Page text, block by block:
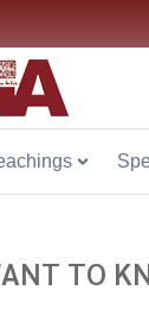
TO